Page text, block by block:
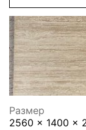
Размер
2560 x 1400 x